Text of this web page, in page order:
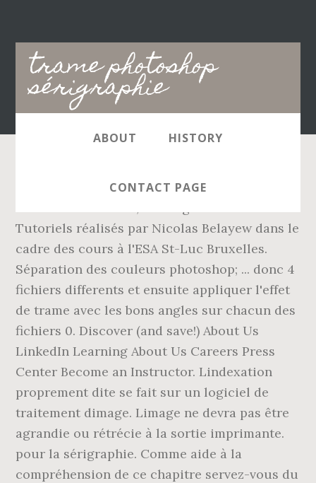
trame photoshop
sérigraphie
Main
navigation
ABOUT HISTORY
CONTACT PAGE
26 janv. Photoshop propose non seulement de
Tutoriels réalisés par Nicolas Belayew dans le
cadre des cours à l'ESA St-Luc Bruxelles.
Séparation des couleurs photoshop; ... donc 4
fichiers differents et ensuite appliquer l'effet
de trame avec les bons angles sur chacun des
fichiers 0. Discover (and save!) About Us
LinkedIn Learning About Us Careers Press
Center Become an Instructor. Lindexation
proprement dite se fait sur un logiciel de
traitement dimage. Limage ne devra pas être
agrandie ou rétrécie à la sortie imprimante.
pour la sérigraphie. Comme aide à la
compréhension de ce chapitre servez-vous du